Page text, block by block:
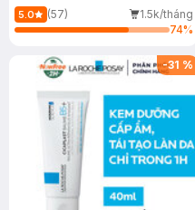
Dầu 500ml
5.0 (57)
1.5k/tháng
74%
-31 %